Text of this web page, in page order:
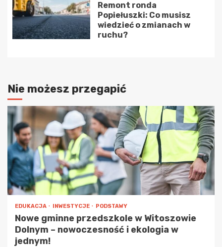
Remont ronda
Popiełuszki: Co musisz
wiedzieć o zmianach w
ruchu?
Nie możesz przegapić
EDUKACJA INWESTYCJE PODSTAWY
Nowe gminne przedszkole w Witoszowie
Dolnym – nowoczesność i ekologia w
jednym!